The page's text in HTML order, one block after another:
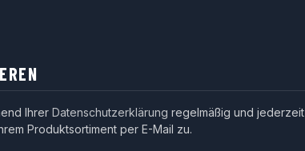
Ihrer Datenschutzerklärung regelmäßig und jederzeit
Produktsortiment per E-Mail zu.